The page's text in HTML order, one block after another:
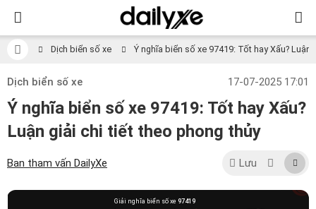
Dịch biển số xe Ý nghĩa biển số xe 97419: Tốt hay Xấu?
Dịch biển số xe 17-07-2025 17:01
Ý nghĩa biển số xe 97419: Tốt hay Xấu?
Luận giải chi tiết theo phong thủy
Ban tham vấn DailyXe Lưu
Giải nghĩa biển số xe 97419